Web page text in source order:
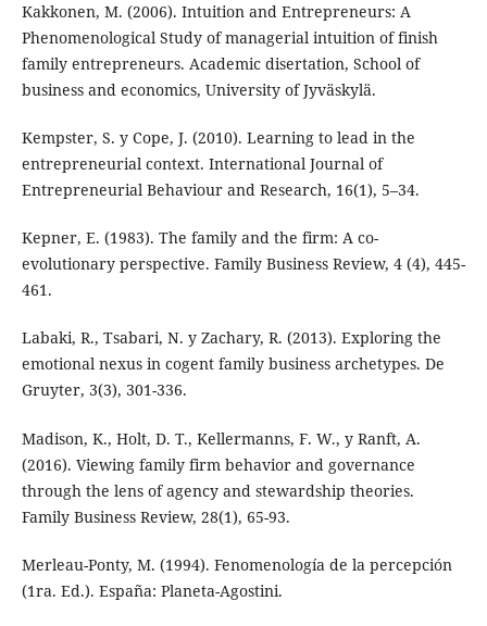
Kakkonen, M. (2006). Intuition and Entrepreneurs: A
Phenomenological Study of managerial intuition of finish
family entrepreneurs. Academic disertation, School of
business and economics, University of Jyväskylä.
Kempster, S. y Cope, J. (2010). Learning to lead in the
entrepreneurial context. International Journal of
Entrepreneurial Behaviour and Research, 16(1), 5–34.
Kepner, E. (1983). The family and the firm: A co-
evolutionary perspective. Family Business Review, 4 (4), 445-
461.
Labaki, R., Tsabari, N. y Zachary, R. (2013). Exploring the
emotional nexus in cogent family business archetypes. De
Gruyter, 3(3), 301-336.
Madison, K., Holt, D. T., Kellermanns, F. W., y Ranft, A.
(2016). Viewing family firm behavior and governance
through the lens of agency and stewardship theories.
Family Business Review, 28(1), 65-93.
Merleau-Ponty, M. (1994). Fenomenología de la percepción
(1ra. Ed.). España: Planeta-Agostini.